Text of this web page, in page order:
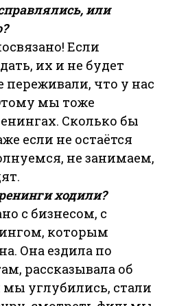
или
Если
их и не будет
что у нас
мы тоже
Сколько бы
если не остаётся
не занимаем,
ходили?
с бизнесом, с
которым
Она ездила по
рассказывала об
углубились, стали